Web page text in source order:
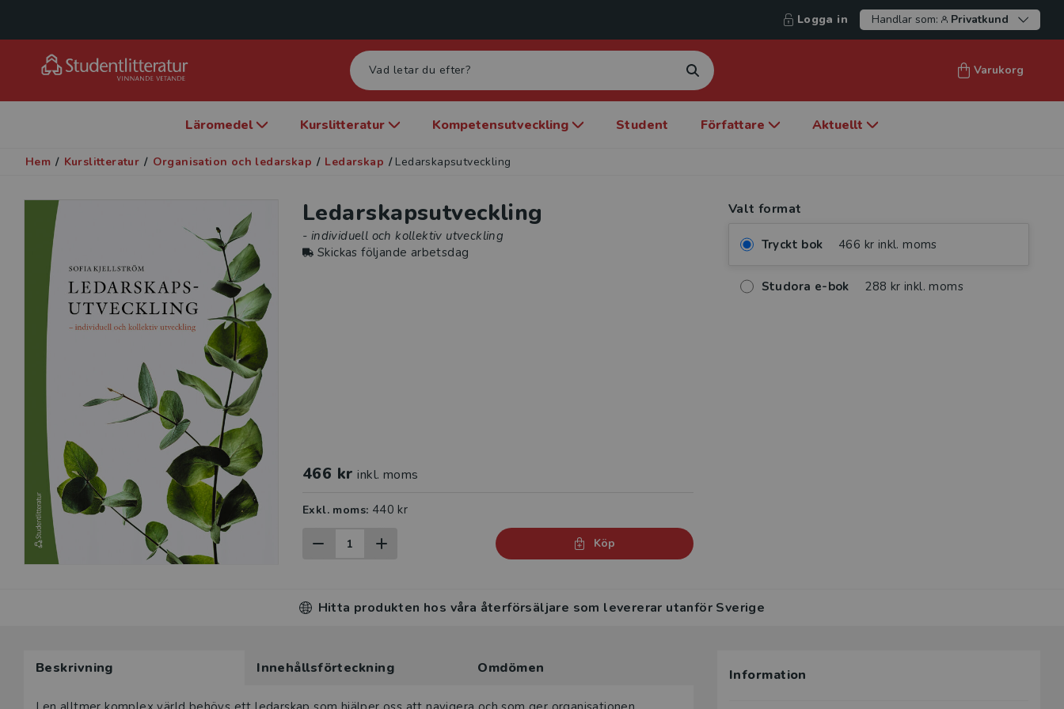
Logga in Handlar som: Privatkund
Varukorg
Läromedel Kurslitteratur Kompetensutveckling Student Författare Aktuellt
Hem / Kurslitteratur / Organisation och ledarskap / Ledarskap / Ledarskapsutveckling
Ledarskapsutveckling
- individuell och kollektiv utveckling
Skickas följande arbetsdag
466 kr inkl. moms
Exkl. moms: 440 kr
Köp
Valt format
Tryckt bok 466 kr inkl. moms
Studora e-bok 288 kr inkl. moms
Hitta produkten hos våra återförsäljare som levererar utanför Sverige
Beskrivning Innehållsförteckning Omdömen Information